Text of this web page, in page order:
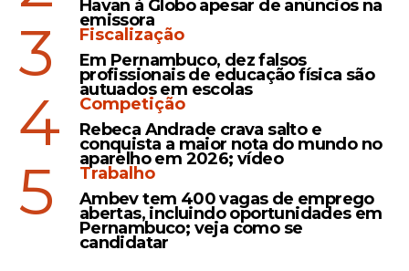
O conteúdo dooutdoor
debate sobre os impactos do período
colonial português em países que foram
dominados por Lisboa, como Brasil e
Angola.
Leia Também
Havan à Globo apesar de anúncios na
emissora
3
Fiscalização
Em Pernambuco, dez falsos
profissionais de educação física são
autuados em escolas
4
Competição
Rebeca Andrade crava salto e
conquista a maior nota do mundo no
aparelho em 2026; vídeo
5
Trabalho
Ambev tem 400 vagas de emprego
abertas, incluindo oportunidades em
Pernambuco; veja como se
candidatar